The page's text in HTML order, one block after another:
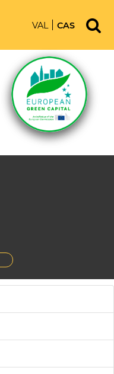
VAL CAS